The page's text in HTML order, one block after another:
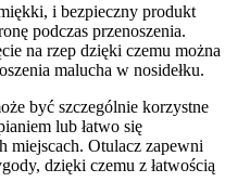
i bezpieczny produkt
podczas przenoszenia.
na rzep dzięki czemu można
malucha w nosidełku.
być szczególnie korzystne
lub łatwo się
miejscach. Otulacz zapewni
dzięki czemu z łatwością